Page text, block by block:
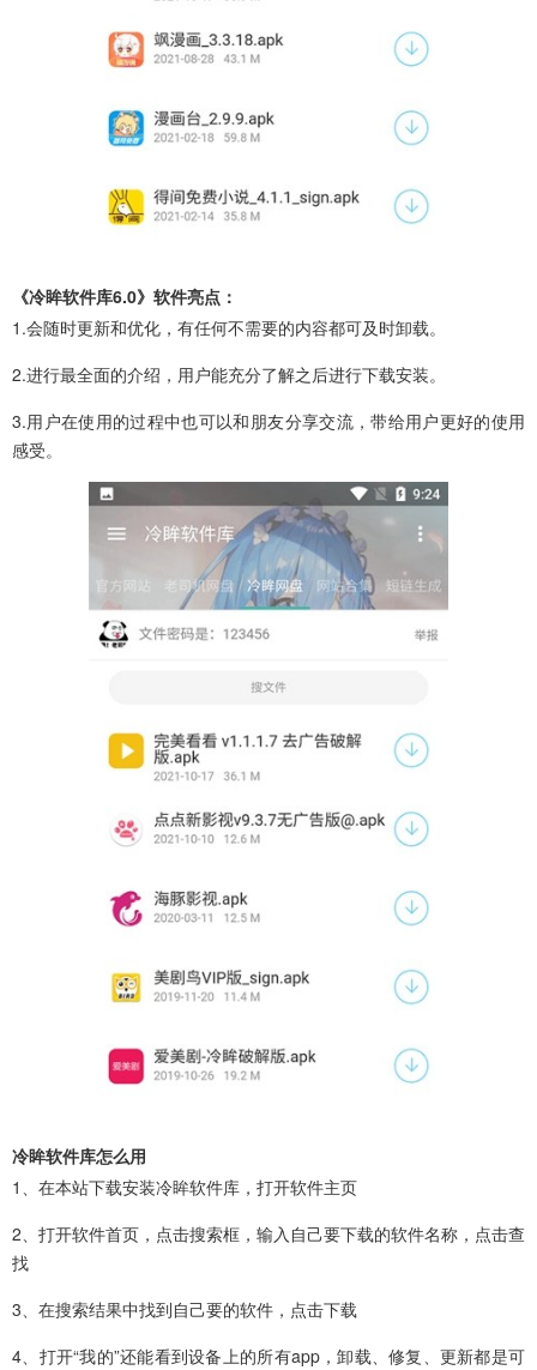
《冷眸软件库6.0》软件亮点：
1.会随时更新和优化，有任何不需要的内容都可及时卸载。
2.进行最全面的介绍，用户能充分了解之后进行下载安装。
3.用户在使用的过程中也可以和朋友分享交流，带给用户更好的使用
感受。
冷眸软件库怎么用
1、在本站下载安装冷眸软件库，打开软件主页
2、打开软件首页，点击搜索框，输入自己要下载的软件名称，点击查
找
3、在搜索结果中找到自己要的软件，点击下载
4、打开“我的”还能看到设备上的所有app，卸载、修复、更新都是可